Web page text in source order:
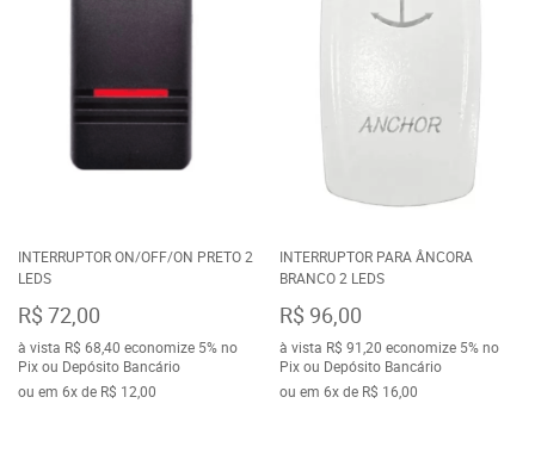
INTERRUPTOR ON/OFF/ON PRETO 2
LEDS
R$ 72,00
à vista R$ 68,40 economize 5%no
Pix ou Depósito Bancário
ou em 6xde R$ 12,00
INTERRUPTOR PARA ÂNCORA
BRANCO 2 LEDS
R$ 96,00
à vista R$ 91,20 economize 5%no
Pix ou Depósito Bancário
ou em 6xde R$ 16,00